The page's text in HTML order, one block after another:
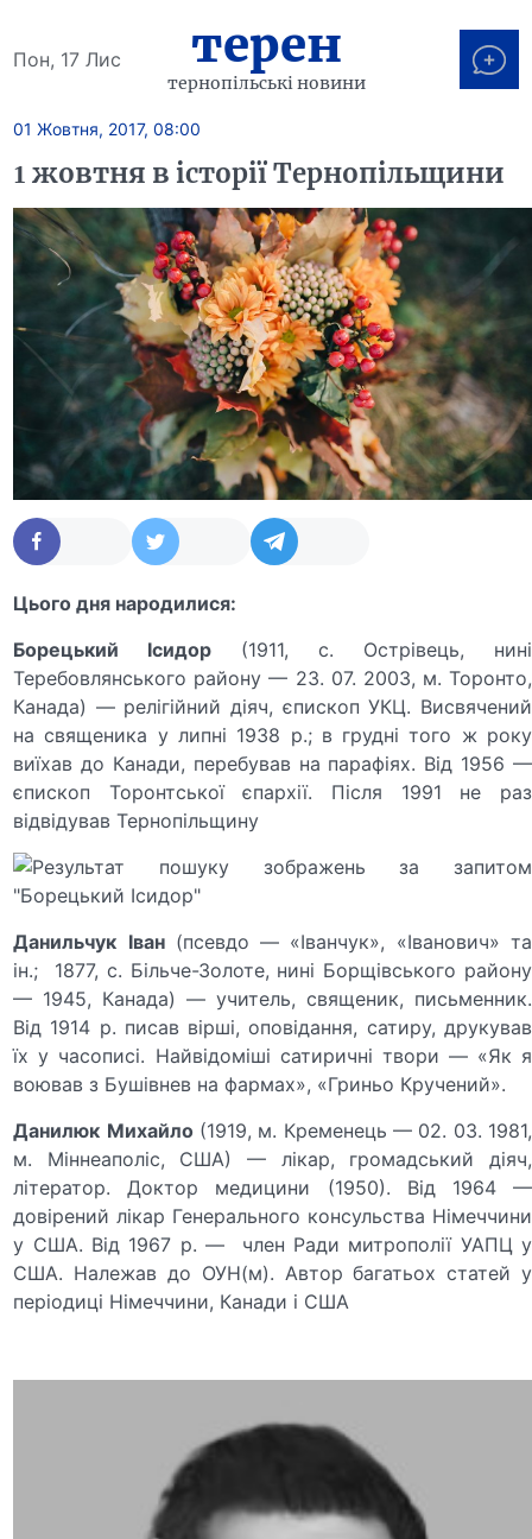
Пон, 17 Лис терен
тернопільські новини
01 Жовтня, 2017, 08:00
1 жовтня в історії Тернопільщини
Цього дня народилися:
Борецький Ісидор (1911, с. Острівець, нині
Теребовлянського району — 23. 07. 2003, м. Торонто,
Канада) — релігійний діяч, єпископ УКЦ. Висвячений
на священика у липні 1938 р.; в грудні того ж року
виїхав до Канади, перебував на парафіях. Від 1956 —
єпископ Торонтської єпархії. Після 1991 не раз
відвідував Тернопільщину
Данильчук Іван(псевдо — «Іванчук», «Іванович» та
ін.; 1877, с. Більче-Золоте, нині Борщівського району
— 1945, Канада) — учитель, священик, письменник.
Від 1914 р. писав вірші, оповідання, сатиру, друкував
їх у часописі. Найвідоміші сатиричні твори — «Як я
воював з Бушівнев на фармах», «Гриньо Кручений».
Данилюк Михайло(1919, м. Кременець — 02. 03. 1981,
м. Міннеаполіс, США) — лікар, громадський діяч,
літератор. Доктор медицини (1950). Від 1964 —
довірений лікар Генерального консульства Німеччини
у США. Від 1967 р. — член Ради митрополії УАПЦ у
США. Належав до ОУН(м). Автор багатьох статей у
періодиці Німеччини, Канади і США